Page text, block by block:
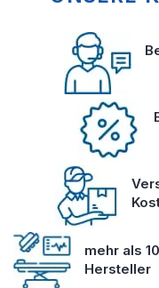
mehr als
Hersteller